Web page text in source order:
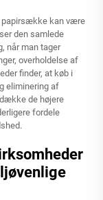
papirsække kan være
den samlede
når man tager
overholdelse af
finder, at køb i
eliminering af
de højere
fordele